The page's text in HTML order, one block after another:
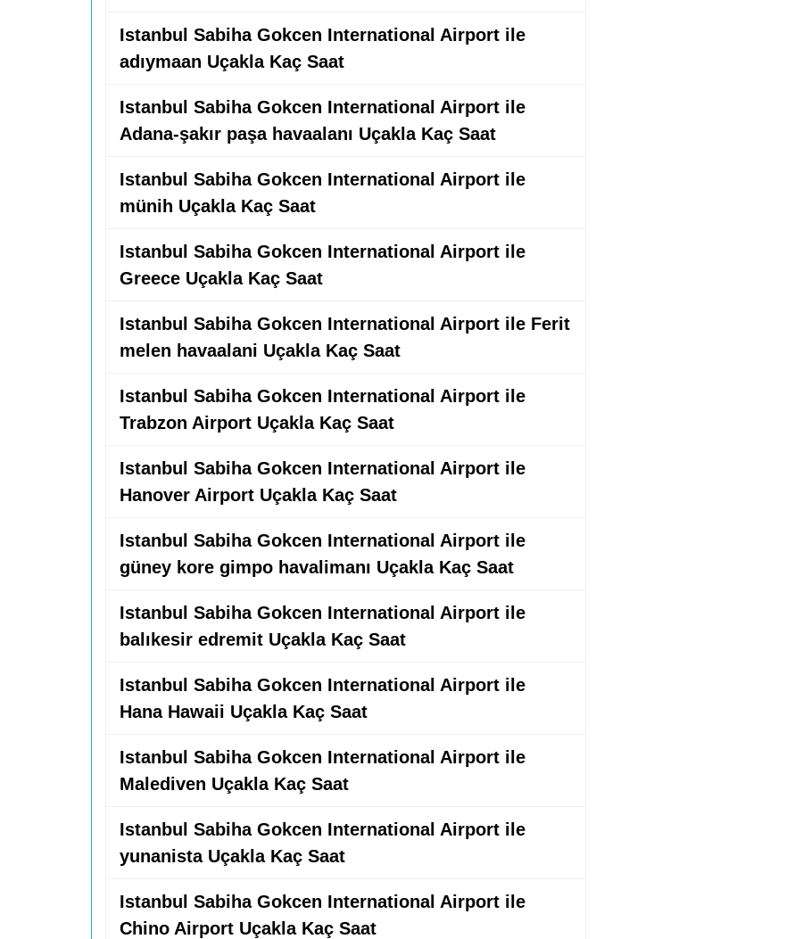
Istanbul Sabiha Gokcen International Airport ile
adıymaan Uçakla Kaç Saat
Istanbul Sabiha Gokcen International Airport ile
Adana-şakır paşa havaalanı Uçakla Kaç Saat
Istanbul Sabiha Gokcen International Airport ile
münih Uçakla Kaç Saat
Istanbul Sabiha Gokcen International Airport ile
Greece Uçakla Kaç Saat
Istanbul Sabiha Gokcen International Airport ile Ferit
melen havaalani Uçakla Kaç Saat
Istanbul Sabiha Gokcen International Airport ile
Trabzon Airport Uçakla Kaç Saat
Istanbul Sabiha Gokcen International Airport ile
Hanover Airport Uçakla Kaç Saat
Istanbul Sabiha Gokcen International Airport ile
güney kore gimpo havalimanı Uçakla Kaç Saat
Istanbul Sabiha Gokcen International Airport ile
balıkesir edremit Uçakla Kaç Saat
Istanbul Sabiha Gokcen International Airport ile
Hana Hawaii Uçakla Kaç Saat
Istanbul Sabiha Gokcen International Airport ile
Malediven Uçakla Kaç Saat
Istanbul Sabiha Gokcen International Airport ile
yunanista Uçakla Kaç Saat
Istanbul Sabiha Gokcen International Airport ile
Chino Airport Uçakla Kaç Saat